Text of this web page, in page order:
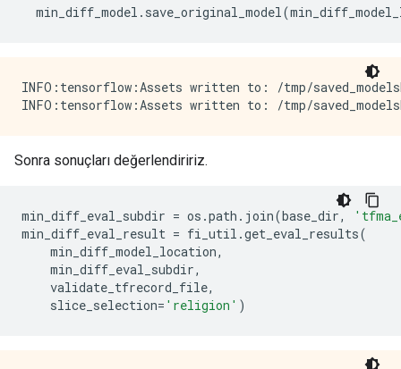
min_diff_model . save_original_model(
INFO:tensorflow:Assets written to: /tmp/
Sonra sonuçları değerlendiririz.
min_diff_eval_subdir = os .path . join(base_dir,
min_diff_eval_result = fi_util .get_eval_results(
min_diff_model_location,
min_diff_eval_subdir,
validate_tfrecord_file,
slice_selection= 'religion' )